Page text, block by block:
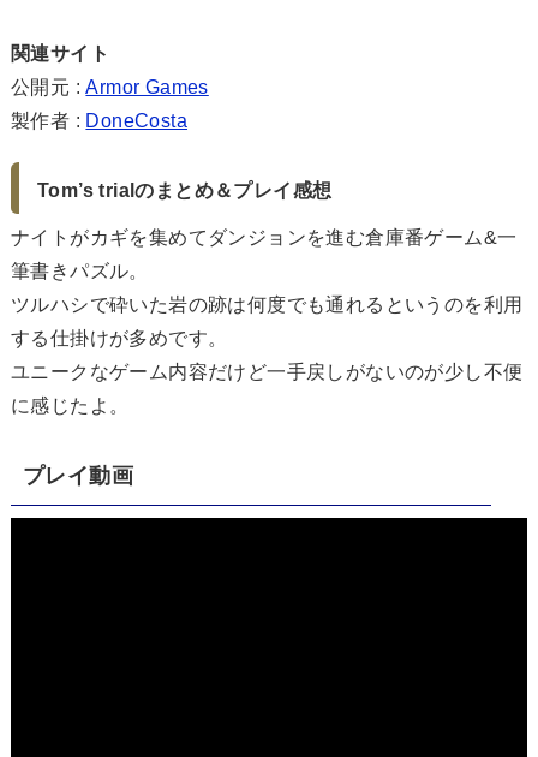
関連サイト
公開元 :Armor Games
製作者 : DoneCosta
Tom’s trialのまとめ＆プレイ感想
ナイトがカギを集めてダンジョンを進む倉庫番ゲーム&一
筆書きパズル。
ツルハシで砕いた岩の跡は何度でも通れるというのを利用
する仕掛けが多めです。
ユニークなゲーム内容だけど一手戻しがないのが少し不便
に感じたよ。
プレイ動画